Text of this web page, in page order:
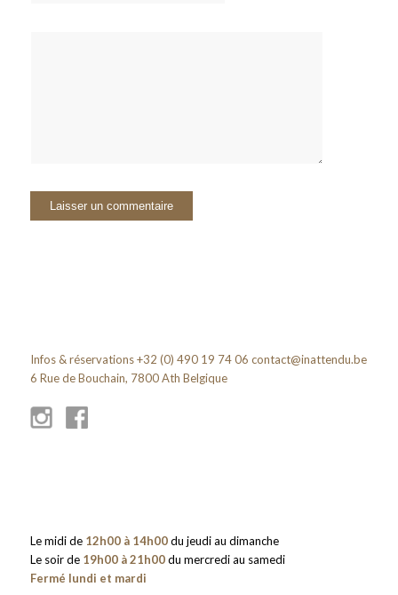
Infos & réservations +32 (0) 490 19 74 06 contact@inattendu.be
6 Rue de Bouchain, 7800 Ath Belgique
Le midi de 12h00 à 14h00du jeudi au dimanche
Le soir de 19h00 à 21h00du mercredi au samedi
Fermé lundi et mardi